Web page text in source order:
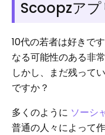
Scoopzアプ
10代の若者は好きです
なる可能性のある非
しかし、まだ残って
ですか？
多くのように ソーシ
普通の人々によって